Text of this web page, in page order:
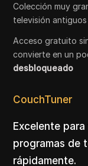
Colección muy
televisión
Acceso gratuito
convierte en un
desbloqueado
CouchTuner
Excelente
programas de
rápidamente.